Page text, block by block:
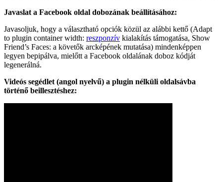
Javaslat a Facebook oldal dobozának beállításához:
Javasoljuk, hogy a választható opciók közül az alábbi kettő (Adapt
to plugin container width: reszponzív kialakítás támogatása, Show
Friend’s Faces: a követők arcképének mutatása) mindenképpen
legyen bepipálva, mielőtt a Facebook oldalának doboz kódját
legenerálná.
Videós segédlet (angol nyelvű) a plugin nélküli oldalsávba
történő beillesztéshez: